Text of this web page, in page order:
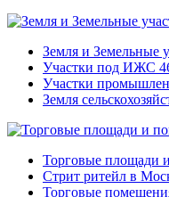
Земля и Земельные
Участки под ИЖС
Участки
Земля
Торговые площади
Стрит ритейл в
Торговые